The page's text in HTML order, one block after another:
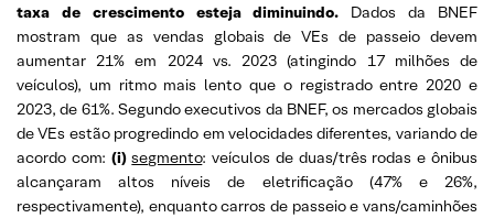
taxa de crescimento esteja diminuindo. Dados da BNEF
mostram que as vendas globais de VEs de passeio devem
aumentar 21% em 2024 vs. 2023 (atingindo 17 milhões de
veículos), um ritmo mais lento que o registrado entre 2020 e
2023, de 61%. Segundo executivos da BNEF, os mercados globais
de VEs estão progredindo em velocidades diferentes, variando de
acordo com: (i) segmento: veículos de duas/três rodas e ônibus
alcançaram altos níveis de eletrificação (47% e 26%,
respectivamente), enquanto carros de passeio e vans/caminhões